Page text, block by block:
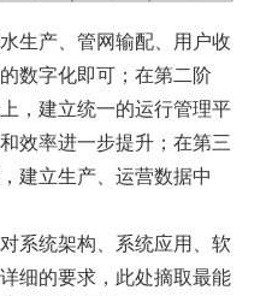
产、管网输配、用户收
数字化即可；在第二阶
，建立统一的运行管理平
效率进一步提升；在第三
建立生产、运营数据中
统架构、系统应用、软
细的要求，此处摘取最能